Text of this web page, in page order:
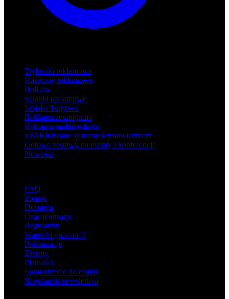
Trybunki reklamowe
Kasetony reklamowe
Roll-up
Ścianki reklamowe
Stoiska Targowe
Reklama zewnętrzna
Reklama multimedialna
zVARIOwane systemy wystawiennicze
Gotowe zestawy na eventy i konferencje
Nowości
FAQ
Pomoc
Dostawa
Czas realizacji
Regulamin
Warunki gwarancji
Reklamacje
Zwroty
Płatności
Sprawdzenie do druku
Regulamin newslettera